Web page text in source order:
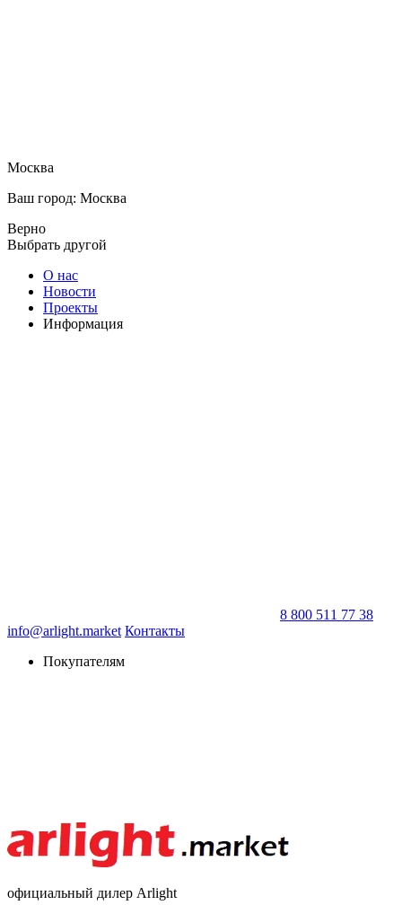
Москва
Ваш город: Москва
Верно
Выбрать другой
О нас
Новости
Проекты
Информация
8 800 511 77 38
info@arlight.market Контакты
Покупателям
официальный дилер Arlight